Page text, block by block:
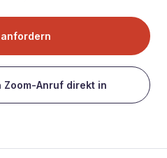
anfordern
Zoom-Anruf direkt in